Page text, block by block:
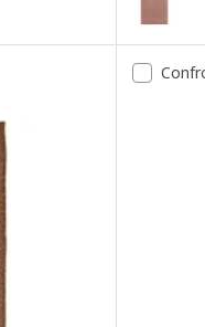
cm
cm
cm
Opzione:
Opzione: